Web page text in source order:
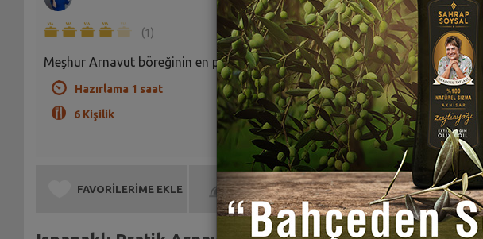
(1)
Meşhur Arnavut böreğinin en pratik hali
Hazırlama 1 saat
6 Kişilik
FAVORİLERİME EKLE BEN DE YAPTIM TARİFE PUAN VER